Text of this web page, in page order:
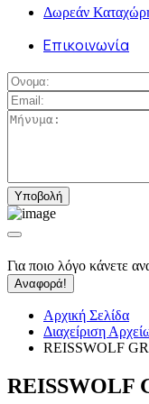
Δωρεάν
Επικοινωνία
Για ποιο λόγο κάνετε
Αναφορά!
Αρχική Σελίδα
Διαχείριση
REISSWOLF
REISSWOLF